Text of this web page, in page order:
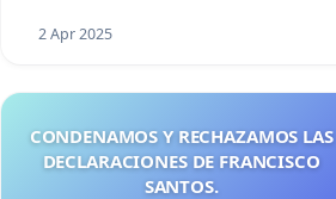
2 Apr 2025
CONDENAMOS Y RECHAZAMOS LAS
DECLARACIONES DE FRANCISCO
SANTOS.